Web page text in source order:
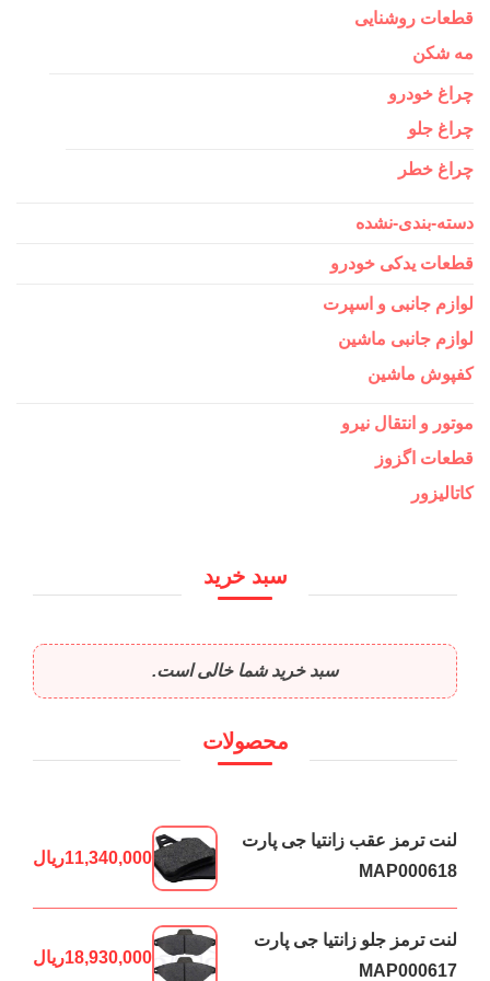
قطعات روشنایی
مه شکن
چراغ خودرو
چراغ جلو
چراغ خطر
دسته-بندی-نشده
قطعات یدکی خودرو
لوازم جانبی و اسپرت
لوازم جانبی ماشین
کفپوش ماشین
موتور و انتقال نیرو
قطعات اگزوز
کاتالیزور
سبد خرید
سبد خرید شما خالی است.
محصولات
لنت ترمز عقب زانتیا جی پارت
MAP000618
11,340,000ریال
لنت ترمز جلو زانتیا جی پارت
MAP000617
18,930,000ریال